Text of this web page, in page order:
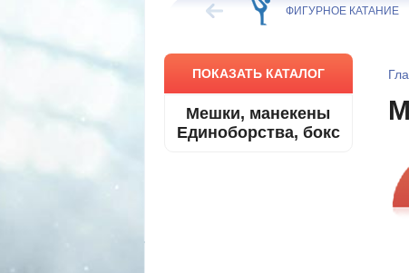
ХОККЕЙ ФИГУРНОЕ КАТАНИЕ
ПОКАЗАТЬ КАТАЛОГ
Мешки, манекены
Единоборства, бокс